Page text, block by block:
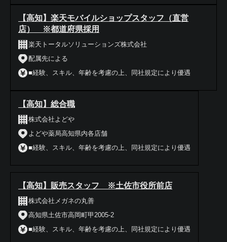
【高知】楽天モバイルショップスタッフ（直営
店） ※都道府県採用
楽天トータルソリューションズ株式会社
配属先による
■経験、スキル、年齢を考慮の上、同社規定により優遇
【高知】総合職
株式会社よどや
よどや薬局高知県内各店舗
■経験、スキル、年齢を考慮の上、同社規定により優遇
【高知】販売スタッフ ※土佐市役所前店
株式会社メガネの丸善
高知県土佐市高岡町甲2005-2
■経験、スキル、年齢を考慮の上、同社規定により優遇